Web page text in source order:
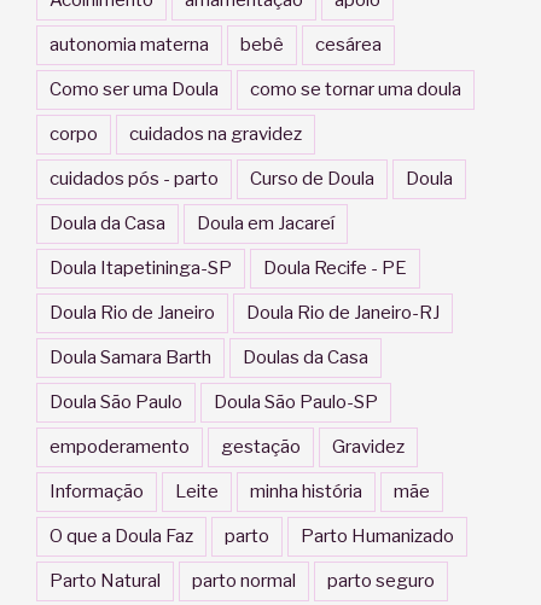
autonomia materna bebê cesárea
Como ser uma Doula como se tornar uma doula
corpo cuidados na gravidez
cuidados pós - parto Curso de Doula Doula
Doula da Casa Doula em Jacareí
Doula Itapetininga-SP Doula Recife - PE
Doula Rio de Janeiro Doula Rio de Janeiro-RJ
Doula Samara Barth Doulas da Casa
Doula São Paulo Doula São Paulo-SP
empoderamento gestação Gravidez
Informação Leite minha história mãe
O que a Doula Faz parto Parto Humanizado
Parto Natural parto normal parto seguro